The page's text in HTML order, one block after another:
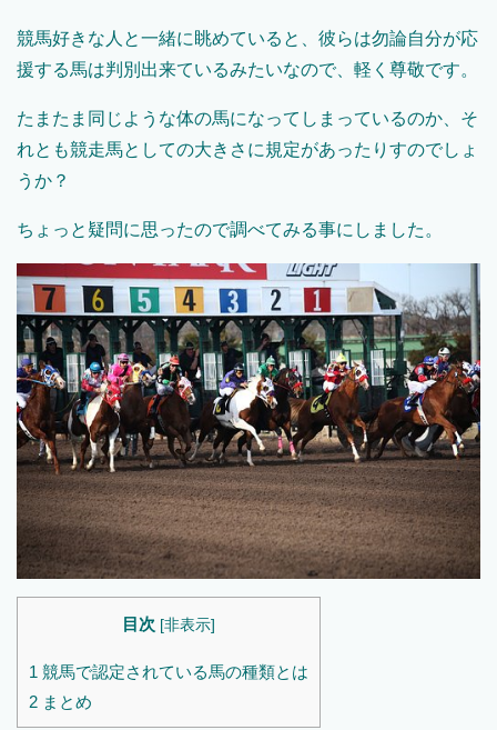
競馬好きな人と一緒に眺めていると、彼らは勿論自分が応
援する馬は判別出来ているみたいなので、軽く尊敬です。
たまたま同じような体の馬になってしまっているのか、そ
れとも競走馬としての大きさに規定があったりすのでしょ
うか？
ちょっと疑問に思ったので調べてみる事にしました。
目次 [非表示]
1 競馬で認定されている馬の種類とは
2 まとめ